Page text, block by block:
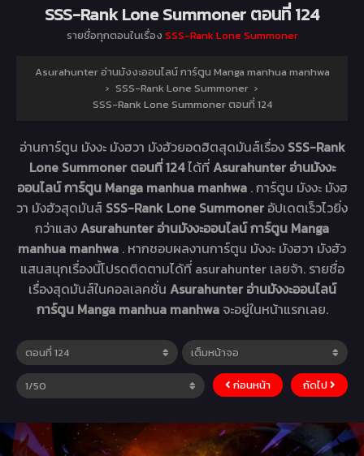
SSS-Rank Lone Summoner ตอนที่ 124
รายชื่อทุกตอนในเรื่อง SSS-Rank Lone Summoner
Asurahunter อ่านมังงะออนไลน์ การ์ตูน Manga manhua manhwa
› SSS-Rank Lone Summoner ›
SSS-Rank Lone Summoner ตอนที่ 124
อ่านการ์ตูน มังงะ มังฮวา มังฮัวยอดฮิตสุดมันส์เรื่อง SSS-Rank
Lone Summoner ตอนที่ 124ได้ที่Asurahunter อ่านมังงะ
ออนไลน์ การ์ตูน Manga manhua manhwa . การ์ตูน มังงะ มังฮ
วา มังฮัวสุดมันส์ SSS-Rank Lone Summoner อัปเดตเร็วไวยิ่ง
กว่าแสงAsurahunter อ่านมังงะออนไลน์ การ์ตูน Manga
manhua manhwa . หากชอบผลงานการ์ตูน มังงะ มังฮวา มังฮัว
แสนสนุกเรื่องนี้โปรดติดตามได้ที่ asurahunter เลยจ้า. รายชื่อ
เรื่องสุดมันส์ในคอลเลคชั่น Asurahunter อ่านมังงะออนไลน์
การ์ตูน Manga manhua manhwa จะอยู่ในหน้าแรกเลย.
ก่อนหน้า ถัดไป